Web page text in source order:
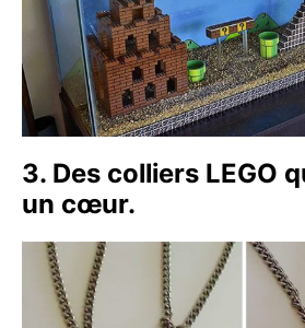
3. Des colliers LEGO
un cœur.